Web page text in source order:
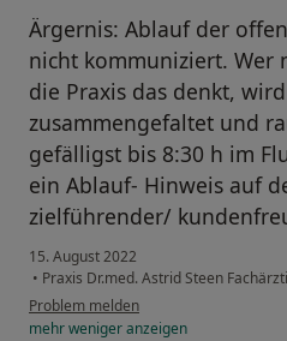
Ärgernis: Ablauf der
nicht kommuniziert. Wer
die Praxis das denkt,
zusammengefaltet und
gefälligst bis 8:30 h im
ein Ablauf- Hinweis auf
zielführender/
15. August 2022
• Praxis Dr.med. Astrid Steen
Problem melden
mehrwenigeranzeigen